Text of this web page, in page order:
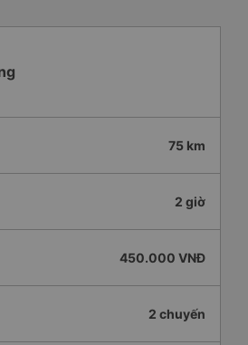
75 km
2 giờ
450.000 VNĐ
2 chuyến